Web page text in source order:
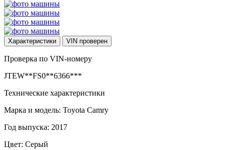
Характеристики VIN проверен
Проверка по VIN-номеру
JTEW**FS0**6366***
Технические характеристики
Марка и модель: Toyota Camry
Год выпуска: 2017
Цвет: Серый